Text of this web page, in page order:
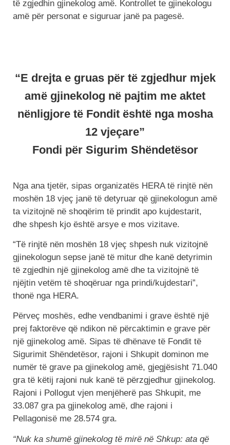
të zgjedhin gjinekolog amë. Kontrollet te gjinekologu
amë për personat e siguruar janë pa pagesë.
“E drejta e gruas për të zgjedhur mjek
amë gjinekolog në pajtim me aktet
nënligjore të Fondit është nga mosha
12 vjeçare”
Fondi për Sigurim Shëndetësor
Nga ana tjetër, sipas organizatës HERA të rinjtë nën
moshën 18 vjeç janë të detyruar që gjinekologun amë
ta vizitojnë në shoqërim të prindit apo kujdestarit,
dhe shpesh kjo është arsye e mos vizitave.
“Të rinjtë nën moshën 18 vjeç shpesh nuk vizitojnë
gjinekologun sepse janë të mitur dhe kanë detyrimin
të zgjedhin një gjinekolog amë dhe ta vizitojnë të
njëjtin vetëm të shoqëruar nga prindi/kujdestari”,
thonë nga HERA.
Përveç moshës, edhe vendbanimi i grave është një
prej faktorëve që ndikon në përcaktimin e grave për
një gjinekolog amë. Sipas të dhënave të Fondit të
Sigurimit Shëndetësor, rajoni i Shkupit dominon me
numër të grave pa gjinekolog amë, gjegjësisht 71.040
gra të këtij rajoni nuk kanë të përzgjedhur gjinekolog.
Rajoni i Pollogut vjen menjëherë pas Shkupit, me
33.087 gra pa gjinekolog amë, dhe rajoni i
Pellagonisë me 28.574 gra.
“Nuk ka shumë gjinekolog të mirë në Shkup: ata që